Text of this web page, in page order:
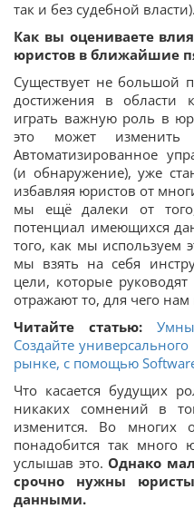
так и без судебной власти).
Как вы оцениваете
юристов в ближайшие
Существует не большой
достижения в области
играть важную роль в
это может
Автоматизированное
(и обнаружение), уже
избавляя юристов от
мы ещё далеки от
потенциал имеющихся
того, как мы используем
мы взять на себя
цели, которые
отражают то, для чего
Читайте статью:
Создайте
рынке, с помощью
Что касается будущих
никаких сомнений в
изменится. Во многих
понадобится так много
услышав это. Однако
срочно нужны
данными.